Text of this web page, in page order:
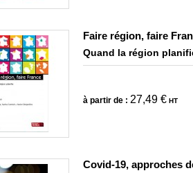
Faire région, faire
Quand la région
à partir de : 27,49 € HT
Covid-19, approches